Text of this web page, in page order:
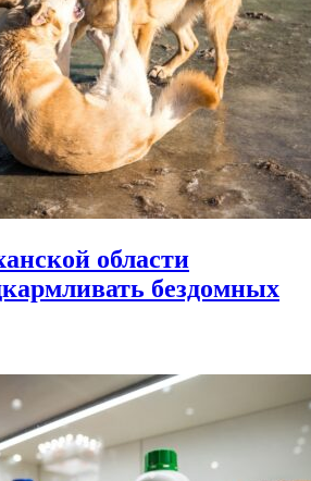
области
бездомных